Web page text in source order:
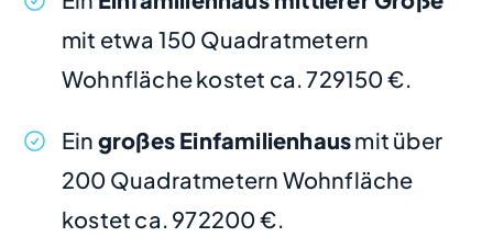
mit etwa 150 Quadratmetern
Wohnfläche kostet ca. 729150 €.
Ein großes Einfamilienhausmit über
200 Quadratmetern Wohnfläche
kostet ca. 972200 €.